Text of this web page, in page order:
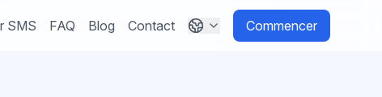
SMS FAQ Blog Contact Commencer